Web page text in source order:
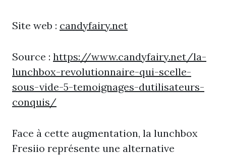
Site web : candyfairy.net
Source : https://www.candyfairy.net/la-
lunchbox-revolutionnaire-qui-scelle-
sous-vide-5-temoignages-dutilisateurs-
conquis/
Face à cette augmentation, la lunchbox
Fresiio représente une alternative